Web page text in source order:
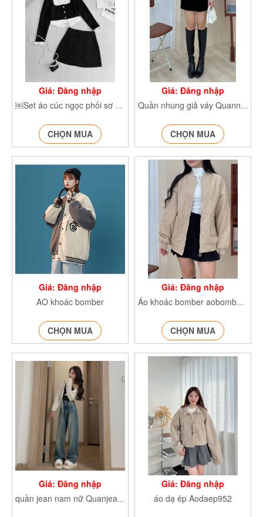
Giá: Đăng nhập
￼Set áo cúc ngọc phối sơ mi SetS199
CHỌN MUA
Giá: Đăng nhập
Quần nhung giả váy Quannhung8287
CHỌN MUA
Giá: Đăng nhập
AO khoác bomber
CHỌN MUA
Giá: Đăng nhập
Áo khoác bomber aobombertram1620
CHỌN MUA
Giá: Đăng nhập
quần jean nam nữ Quanjean9001
Giá: Đăng nhập
áo dạ ép Aodaep952